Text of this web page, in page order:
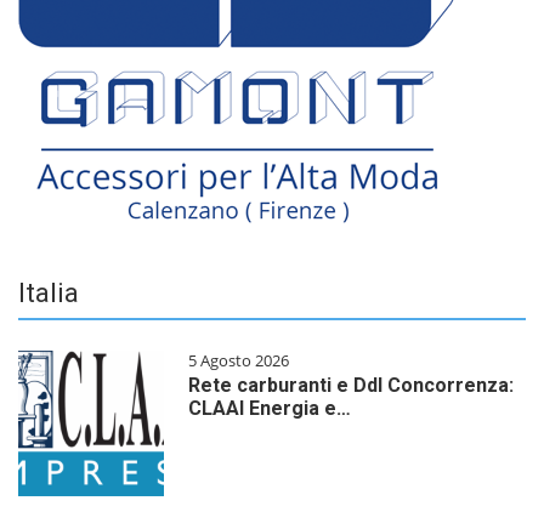
Italia
5 Agosto 2026
Rete carburanti e Ddl Concorrenza:
CLAAI Energia e…